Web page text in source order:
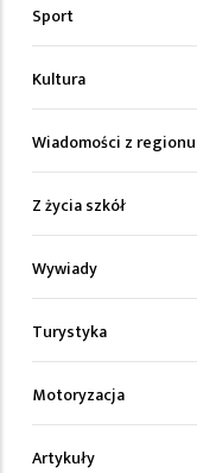
Sport
Kultura
Wiadomości z regionu
Z życia szkół
Wywiady
Turystyka
Motoryzacja
Artykuły